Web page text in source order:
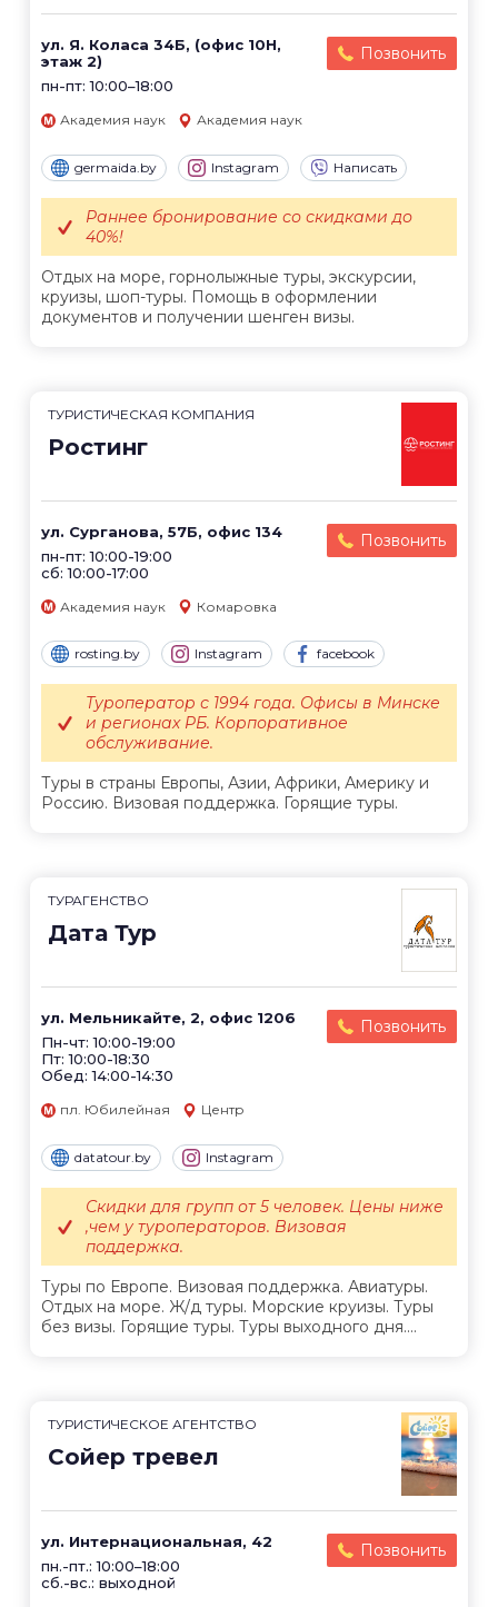
ул. Я. Коласа 34Б, (офис 10Н,
этаж 2)
пн-пт: 10:00–18:00
Позвонить
Академия наук Академия наук
germaida.by Instagram Написать
Отдых на море, горнолыжные туры, экскурсии,
круизы, шоп-туры. Помощь в оформлении
документов и получении шенген визы.
Раннее бронирование со скидками до
40%!
ТУРИСТИЧЕСКАЯ КОМПАНИЯ
Ростинг
ул. Сурганова, 57Б, офис 134
пн-пт: 10:00-19:00
сб: 10:00-17:00
Позвонить
Академия наук Комаровка
rosting.by Instagram facebook
Туры в страны Европы, Азии, Африки, Америку и
Россию. Визовая поддержка. Горящие туры.
Туроператор с 1994 года. Офисы в Минске
и регионах РБ. Корпоративное
обслуживание.
ТУРАГЕНСТВО
Дата Тур
ул. Мельникайте, 2, офис 1206
Пн-чт: 10:00-19:00
Пт: 10:00-18:30
Обед: 14:00-14:30
Позвонить
пл. Юбилейная Центр
datatour.by Instagram
Туры по Европе. Визовая поддержка. Авиатуры.
Отдых на море. Ж/д туры. Морские круизы. Туры
без визы. Горящие туры. Туры выходного дня....
Скидки для групп от 5 человек. Цены ниже
,чем у туроператоров. Визовая
поддержка.
ТУРИСТИЧЕСКОЕ АГЕНТСТВО
Сойер тревел
ул. Интернациональная, 42
пн.-пт.: 10:00–18:00
сб.-вс.: выходной
Позвонить